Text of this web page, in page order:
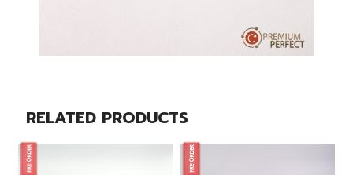
RELATED PRODUCTS